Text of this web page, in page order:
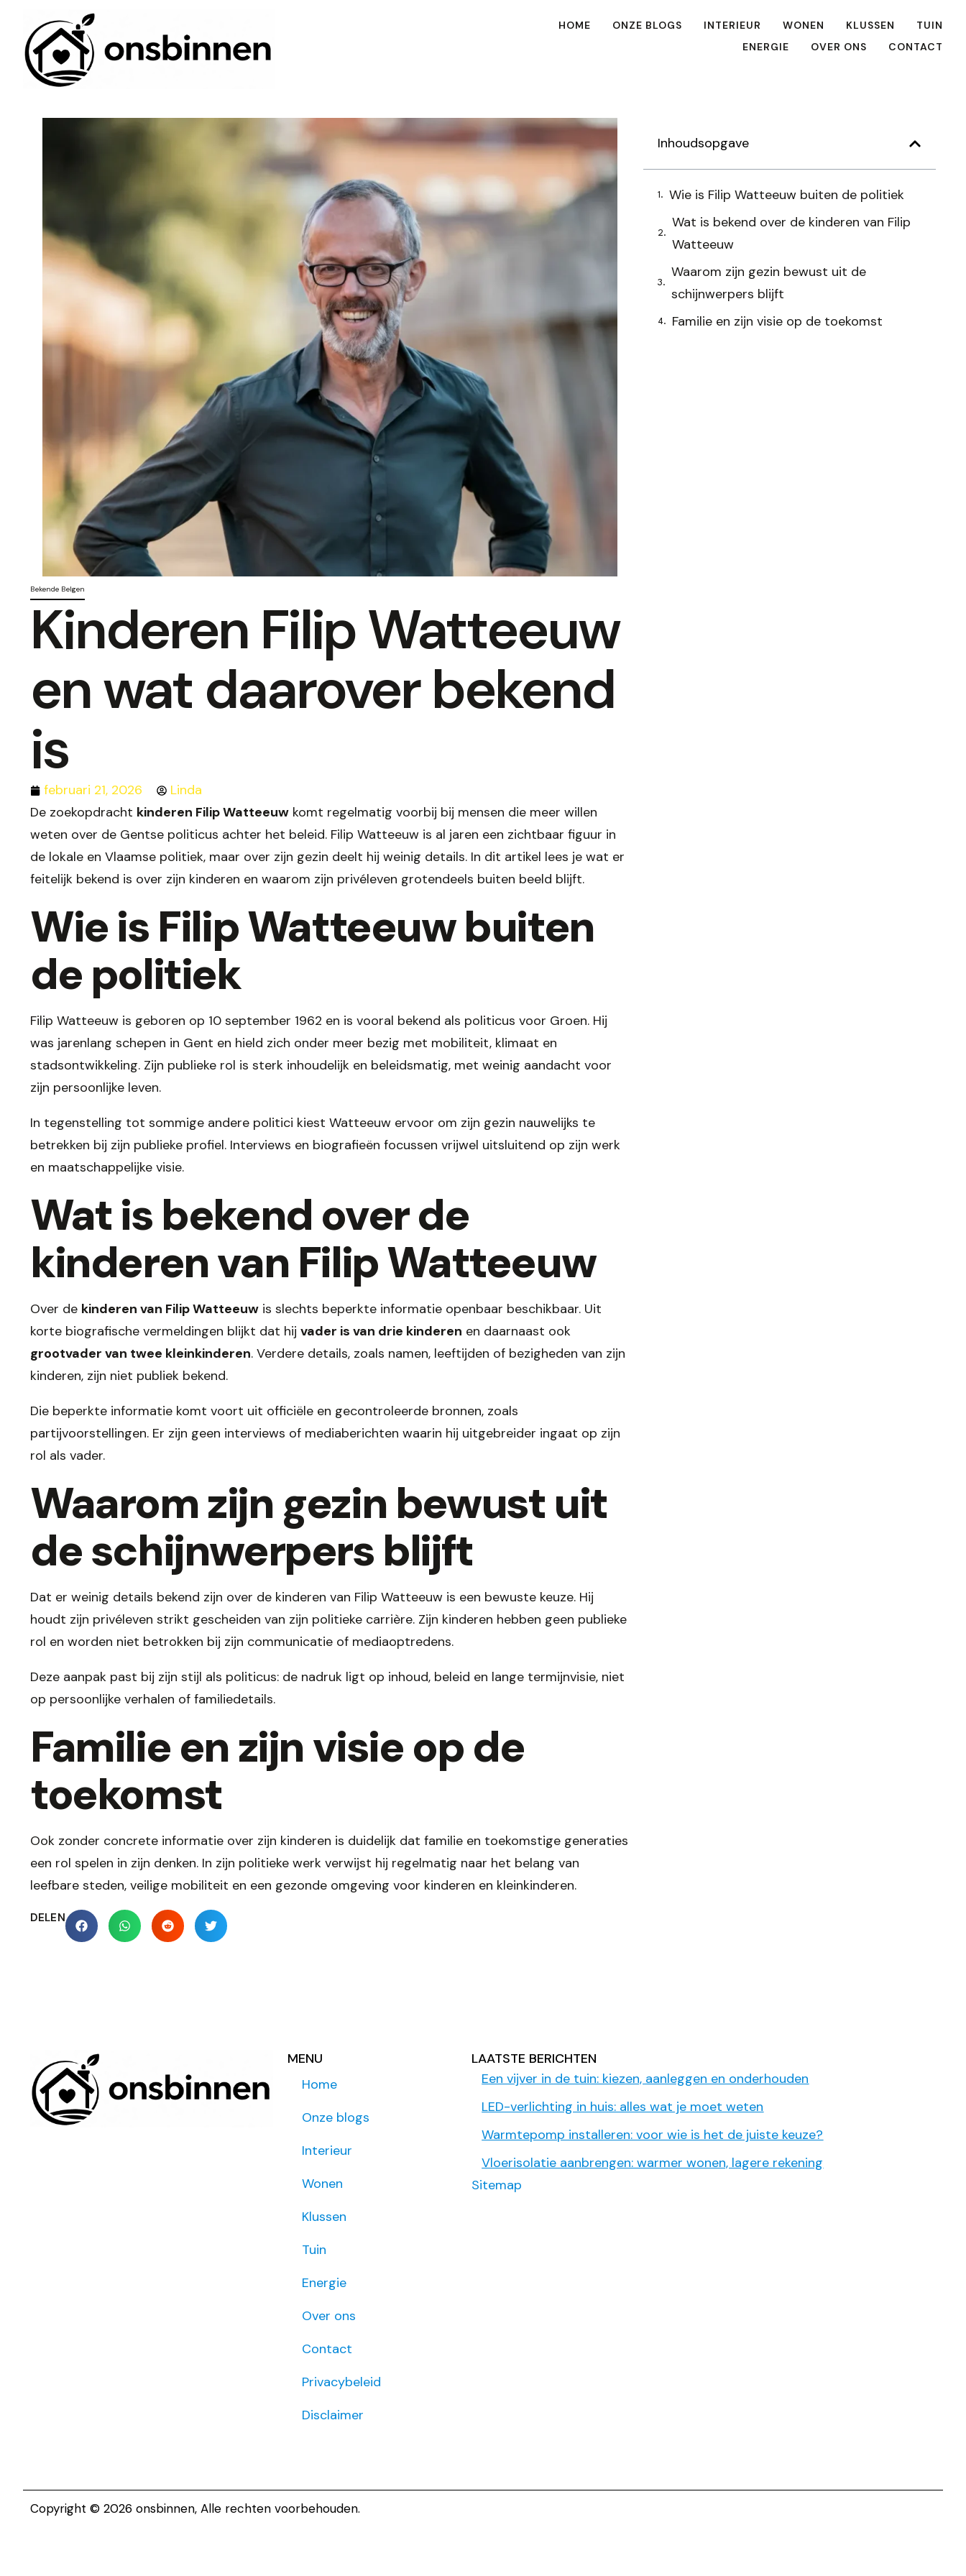
HOME ONZE BLOGS INTERIEUR WONEN KLUSSEN
TUIN
ENERGIE
OVER ONS CONTACT
Bekende Belgen
Kinderen Filip Watteeuw
en wat daarover bekend
is
februari 21, 2026
Linda
De zoekopdracht kinderen Filip Watteeuw komt regelmatig voorbij bij mensen die meer willen
weten over de Gentse politicus achter het beleid. Filip Watteeuw is al jaren een zichtbaar figuur in
de lokale en Vlaamse politiek, maar over zijn gezin deelt hij weinig details. In dit artikel lees je wat er
feitelijk bekend is over zijn kinderen en waarom zijn privéleven grotendeels buiten beeld blijft.
Wie is Filip Watteeuw buiten
de politiek
Filip Watteeuw is geboren op 10 september 1962 en is vooral bekend als politicus voor Groen. Hij
was jarenlang schepen in Gent en hield zich onder meer bezig met mobiliteit, klimaat en
stadsontwikkeling. Zijn publieke rol is sterk inhoudelijk en beleidsmatig, met weinig aandacht voor
zijn persoonlijke leven.
In tegenstelling tot sommige andere politici kiest Watteeuw ervoor om zijn gezin nauwelijks te
betrekken bij zijn publieke profiel. Interviews en biografieën focussen vrijwel uitsluitend op zijn werk
en maatschappelijke visie.
Wat is bekend over de
kinderen van Filip Watteeuw
Over de kinderen van Filip Watteeuw is slechts beperkte informatie openbaar beschikbaar. Uit
korte biografische vermeldingen blijkt dat hij vader is van drie kinderen en daarnaast ook
grootvader van twee kleinkinderen. Verdere details, zoals namen, leeftijden of bezigheden van zijn
kinderen, zijn niet publiek bekend.
Die beperkte informatie komt voort uit officiële en gecontroleerde bronnen, zoals
partijvoorstellingen. Er zijn geen interviews of mediaberichten waarin hij uitgebreider ingaat op zijn
rol als vader.
Waarom zijn gezin bewust uit
de schijnwerpers blijft
Dat er weinig details bekend zijn over de kinderen van Filip Watteeuw is een bewuste keuze. Hij
houdt zijn privéleven strikt gescheiden van zijn politieke carrière. Zijn kinderen hebben geen publieke
rol en worden niet betrokken bij zijn communicatie of mediaoptredens.
Deze aanpak past bij zijn stijl als politicus: de nadruk ligt op inhoud, beleid en lange termijnvisie, niet
op persoonlijke verhalen of familiedetails.
Familie en zijn visie op de
toekomst
Ook zonder concrete informatie over zijn kinderen is duidelijk dat familie en toekomstige generaties
een rol spelen in zijn denken. In zijn politieke werk verwijst hij regelmatig naar het belang van
leefbare steden, veilige mobiliteit en een gezonde omgeving voor kinderen en kleinkinderen.
DELEN
Inhoudsopgave
Wie is Filip Watteeuw buiten de politiek
Wat is bekend over de kinderen van Filip
Watteeuw
Waarom zijn gezin bewust uit de
schijnwerpers blijft
Familie en zijn visie op de toekomst
MENU
Home
Onze blogs
Interieur
Wonen
Klussen
Tuin
Energie
Over ons
Contact
Privacybeleid
Disclaimer
LAATSTE BERICHTEN
Een vijver in de tuin: kiezen, aanleggen en onderhouden
LED-verlichting in huis: alles wat je moet weten
Warmtepomp installeren: voor wie is het de juiste keuze?
Vloerisolatie aanbrengen: warmer wonen, lagere rekening
Sitemap
Copyright © 2026 onsbinnen, Alle rechten voorbehouden.